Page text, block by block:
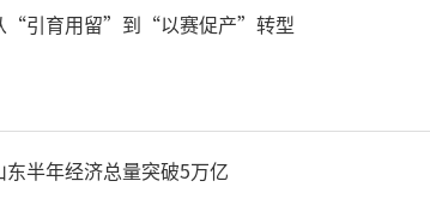
年，全国累计结算
余亿元（含医保
疫苗生产企业开展价
“引育用留”到“以赛促产”转型
半年经济总量突破5万亿